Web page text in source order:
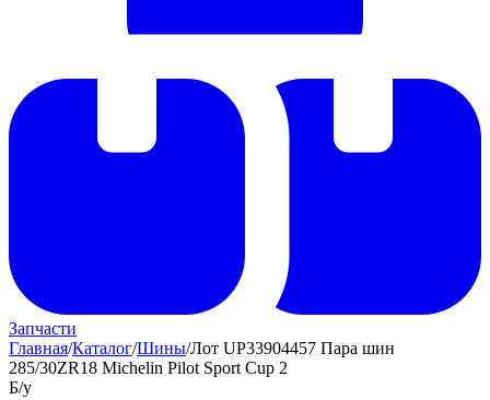
Запчасти
Главная/Каталог/Шины/Лот UP33904457 Пара шин
285/30ZR18 Michelin Pilot Sport Cup 2
Б/у